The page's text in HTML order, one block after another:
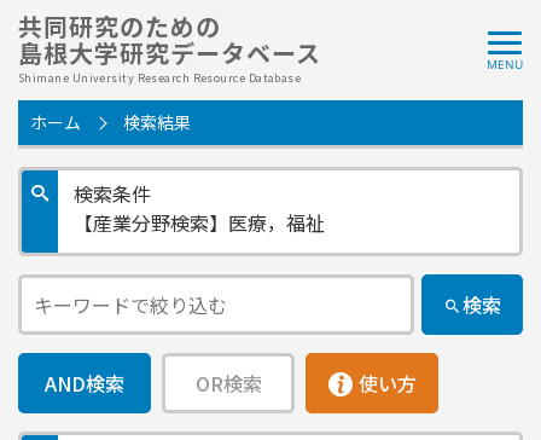
共同研究のための
島根大学研究データベース
Shimane University Research Resource Database
ホーム 検索結果
検索条件
【産業分野検索】医療，福祉
検索
AND検索 OR検索 使い方